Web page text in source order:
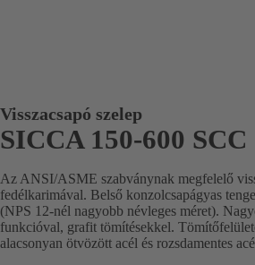
Visszacsapó szelep
SICCA 150-600 SCC
Az ANSI/ASME szabványnak megfelelő
fedélkarimával. Belső konzolcsapágyas
(NPS 12-nél nagyobb névleges méret).
funkcióval, grafit tömítésekkel.
alacsonyan ötvözött acél és rozsdamentes